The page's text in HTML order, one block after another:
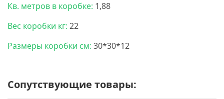
Кв. метров в коробке: 1,88
Вес коробки кг: 22
Размеры коробки см: 30*30*12
Сопутствующие товары: